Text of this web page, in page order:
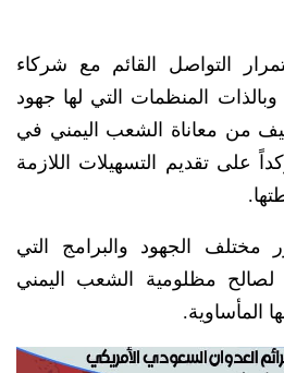
التواصل القائم مع شركاء
المنظمات التي لها جهود
من معاناة الشعب اليمني في
على تقديم التسهيلات اللازمة
مختلف الجهود والبرامج التي
لصالح مظلومية الشعب اليمني
المأساوية.